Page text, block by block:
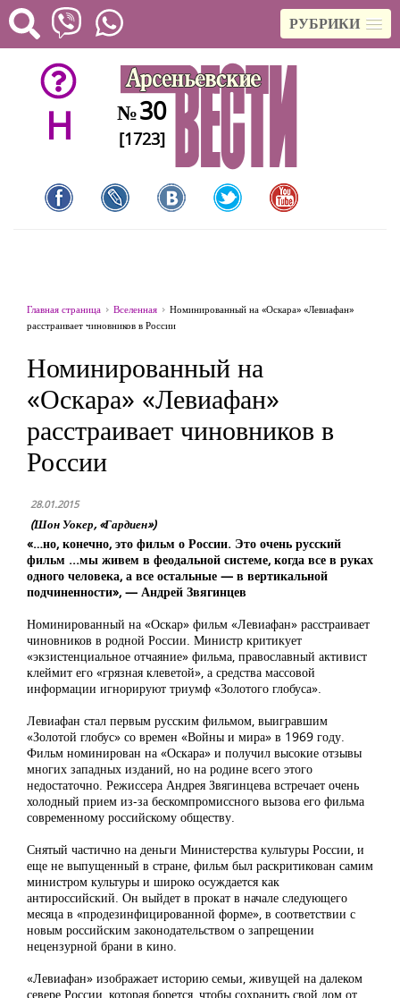
РУБРИКИ
H №30
[1723]
Главная страница Вселенная
Номинированный на «Оскара» «Левиафан»
расстраивает чиновников в России
Номинированный на
«Оскара» «Левиафан»
расстраивает чиновников в
России
28.01.2015
(Шон Уокер, «Гардиен»)
«…но, конечно, это фильм о России. Это очень русский
фильм ...мы живем в феодальной системе, когда все в руках
одного человека, а все остальные — в вертикальной
подчиненности», — Андрей Звягинцев
Номинированный на «Оскар» фильм «Левиафан» расстраивает
чиновников в родной России. Министр критикует
«экзистенциальное отчаяние» фильма, православный активист
клеймит его «грязная клеветой», а средства массовой
информации игнорируют триумф «Золотого глобуса».
Левиафан стал первым русским фильмом, выигравшим
«Золотой глобус» со времен «Войны и мира» в 1969 году.
Фильм номинирован на «Оскара» и получил высокие отзывы
многих западных изданий, но на родине всего этого
недостаточно. Режиссера Андрея Звягинцева встречает очень
холодный прием из-за бескомпромиссного вызова его фильма
современному российскому обществу.
Снятый частично на деньги Министерства культуры России, и
еще не выпущенный в стране, фильм был раскритикован самим
министром культуры и широко осуждается как
антироссийский. Он выйдет в прокат в начале следующего
месяца в «продезинфицированной форме», в соответствии с
новым российским законодательством о запрещении
нецензурной брани в кино.
«Левиафан» изображает историю семьи, живущей на далеком
севере России, которая борется, чтобы сохранить свой дом от